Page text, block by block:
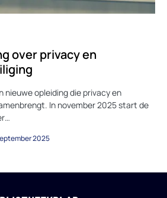
over privacy en
nieuwe opleiding die privacy en
In november 2025 start de
2025